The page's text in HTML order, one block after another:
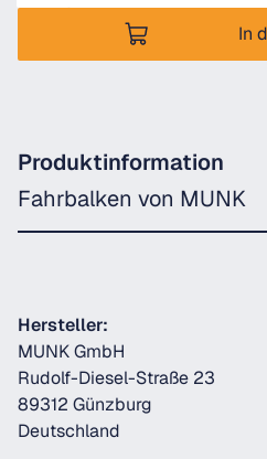
In
Produktinformation
Fahrbalken von MUNK
Hersteller:
MUNK GmbH
Rudolf-Diesel-Straße 23
89312 Günzburg
Deutschland